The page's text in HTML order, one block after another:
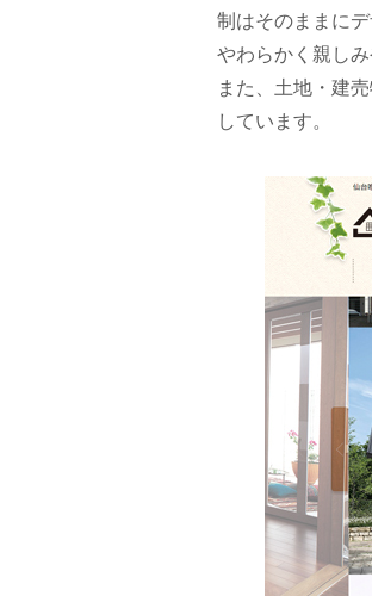
制はそのままに
やわらかく親し
また、土地・建
しています。